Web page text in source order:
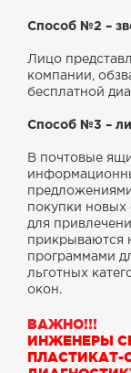
Способ №2 –
Лицо
компании,
бесплатной
Способ №3 –
В почтовые
покупки новых
для
прикрываются
программами
льготных
окон.
ВАЖНО!!!
ИНЖЕНЕРЫ
ПЛАСТИКАТ-